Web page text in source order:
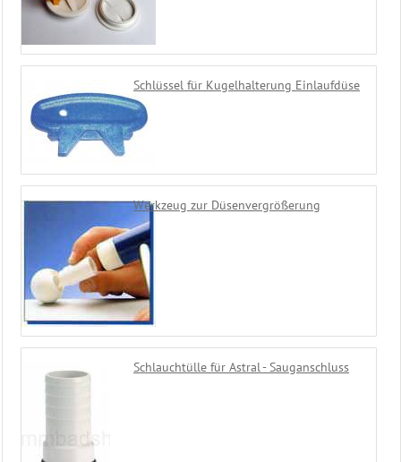
Schlüssel für Kugelhalterung Einlaufdüse
Werkzeug zur Düsenvergrößerung
Schlauchtülle für Astral - Sauganschluss